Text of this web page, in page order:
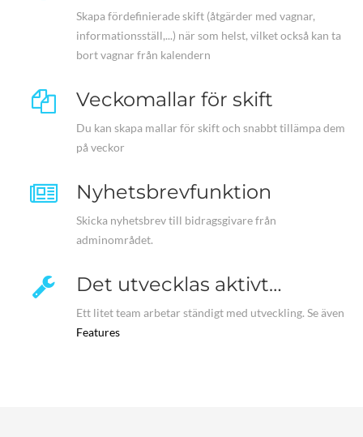
Skapa fördefinierade skift (åtgärder med vagnar,
informationsställ,...) när som helst, vilket också kan ta
bort vagnar från kalendern
Veckomallar för skift
Du kan skapa mallar för skift och snabbt tillämpa dem
på veckor
Nyhetsbrevfunktion
Skicka nyhetsbrev till bidragsgivare från
adminområdet.
Det utvecklas aktivt…
Ett litet team arbetar ständigt med utveckling. Se även
Features